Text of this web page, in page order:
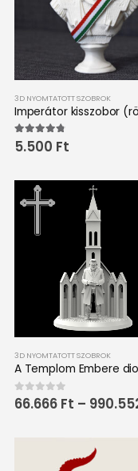
3D NYOMTATOTT SZOBROK
4.67out of 5
5.500 Ft
3D NYOMTATOTT SZOBROK
A Templom Embere
0out of 5
66.666 Ft –